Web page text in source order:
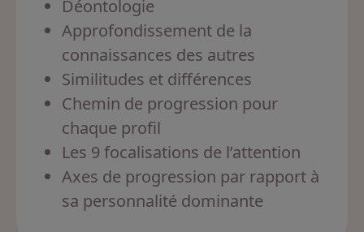
Déontologie
Approfondissement de la
connaissances des autres
Similitudes et différences
Chemin de progression pour
chaque profil
Les 9 focalisations de l’attention
Axes de progression par rapport à
sa personnalité dominante